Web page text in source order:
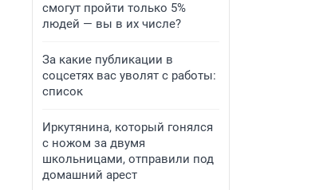
смогут пройти только 5%
людей — вы в их числе?
За какие публикации в
соцсетях вас уволят с работы:
список
Иркутянина, который гонялся
с ножом за двумя
школьницами, отправили под
домашний арест